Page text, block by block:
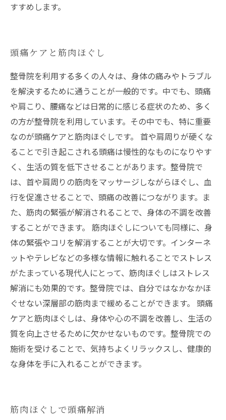
すすめします。
頭痛ケアと筋肉ほぐし
整骨院を利用する多くの人々は、身体の痛みやトラブル
を解決するために通うことが一般的です。中でも、頭痛
や肩こり、腰痛などは日常的に感じる症状のため、多く
の方が整骨院を利用しています。その中でも、特に重要
なのが頭痛ケアと筋肉ほぐしです。 首や肩周りが硬くな
ることで引き起こされる頭痛は慢性的なものになりやす
く、生活の質を低下させることがあります。整骨院で
は、首や肩周りの筋肉をマッサージしながらほぐし、血
行を促進させることで、頭痛の改善につながります。ま
た、筋肉の緊張が解消されることで、身体の不調を改善
することができます。 筋肉ほぐしについても同様に、身
体の緊張やコリを解消することが大切です。インターネ
ットやテレビなどの多様な情報に触れることでストレス
がたまっている現代人にとって、筋肉ほぐしはストレス
解消にも効果的です。整骨院では、自分ではなかなかほ
ぐせない深層部の筋肉まで緩めることができます。 頭痛
ケアと筋肉ほぐしは、身体や心の不調を改善し、生活の
質を向上させるために欠かせないものです。整骨院での
施術を受けることで、気持ちよくリラックスし、健康的
な身体を手に入れることができます。
筋肉ほぐしで頭痛解消